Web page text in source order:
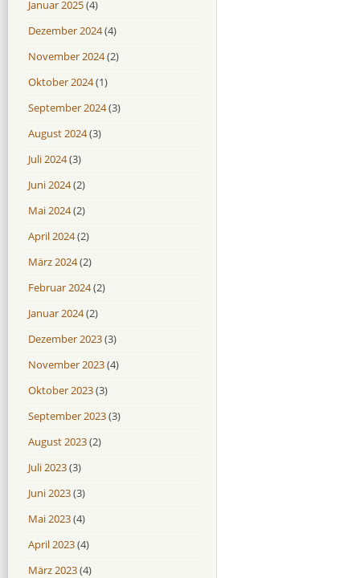
Januar 2025(4)
Dezember 2024(4)
November 2024(2)
Oktober 2024(1)
September 2024(3)
August 2024(3)
Juli 2024(3)
Juni 2024(2)
Mai 2024(2)
April 2024(2)
März 2024(2)
Februar 2024(2)
Januar 2024(2)
Dezember 2023(3)
November 2023(4)
Oktober 2023(3)
September 2023(3)
August 2023(2)
Juli 2023(3)
Juni 2023(3)
Mai 2023(4)
April 2023(4)
März 2023(4)